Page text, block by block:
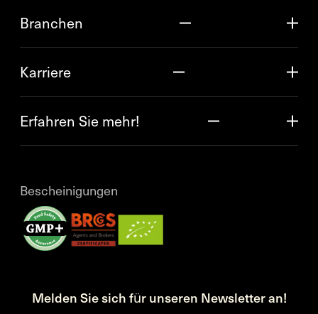
Branchen
Karriere
Erfahren Sie mehr!
Bescheinigungen
Melden Sie sich für unseren Newsletter an!